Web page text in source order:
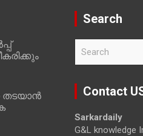
തടയാൻ
Search
r
Contact
Sarkardaily
G&L knowledge